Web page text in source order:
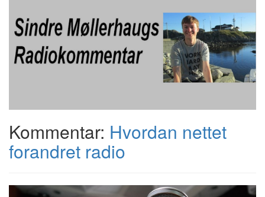
Kommentar: Hvordan nettet
forandret radio